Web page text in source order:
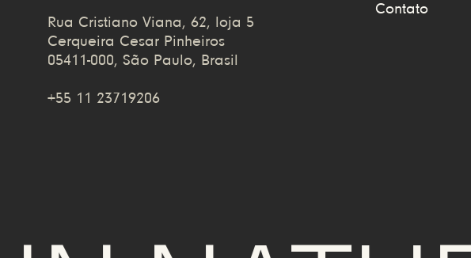
Rua Cristiano Viana, 62, loja 5
Cerqueira Cesar Pinheiros
05411-000, São Paulo, Brasil
+55 11 23719206
Contato